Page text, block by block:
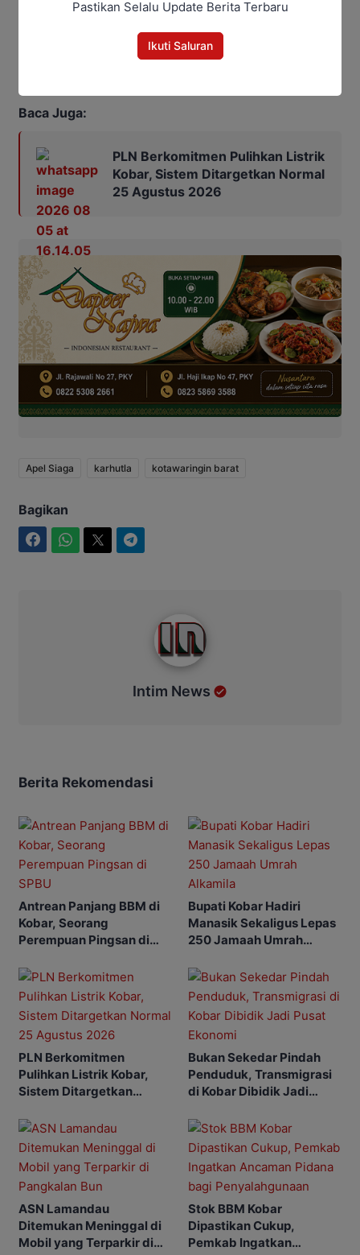
kesejahteraan masyarakat.
Baca Juga:
PLN Berkomitmen Pulihkan Listrik
Kobar, Sistem Ditargetkan Normal
25 Agustus 2026
Apel Siaga karhutla kotawaringin barat
Bagikan
Intim News
Berita Rekomendasi
Antrean Panjang BBM di
Kobar, Seorang
Perempuan Pingsan di
Bupati Kobar Hadiri
Manasik Sekaligus Lepas
250 Jamaah Umrah
PLN Berkomitmen
Pulihkan Listrik Kobar,
Sistem Ditargetkan
Bukan Sekedar Pindah
Penduduk, Transmigrasi
di Kobar Dibidik Jadi
ASN Lamandau
Ditemukan Meninggal di
Mobil yang Terparkir di
Stok BBM Kobar
Dipastikan Cukup,
Pemkab Ingatkan
Pastikan Selalu Update Berita Terbaru
Ikuti Saluran